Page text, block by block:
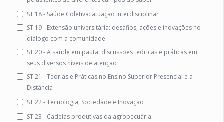
ST 18 - Saúde Coletiva: atuação interdisciplinar
ST 19 - Extensão universitária: desafios, ações e inovações no
diálogo com a comunidade
ST 20 - A saúde em pauta: discussões teóricas e práticas em
seus diversos níveis de atenção
ST 21 - Teorias e Práticas no Ensino Superior Presencial e a
Distância
ST 22 - Tecnologia, Sociedade e Inovação
ST 23 - Cadeias produtivas da agropecuária